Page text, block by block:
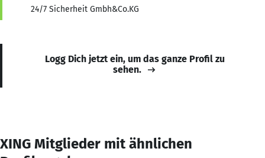
24/7 Sicherheit Gmbh&Co.KG
Logg Dich jetzt ein, um das ganze Profil zu
sehen.
XING Mitglieder mit ähnlichen